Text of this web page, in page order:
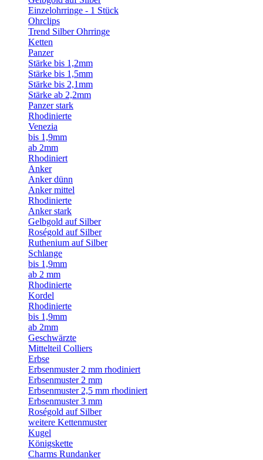
Einzelohrringe - 1 Stück
Ohrclips
Trend Silber Ohrringe
Ketten
Panzer
Stärke bis 1,2mm
Stärke bis 1,5mm
Stärke bis 2,1mm
Stärke ab 2,2mm
Panzer stark
Rhodinierte
Venezia
bis 1,9mm
ab 2mm
Rhodiniert
Anker
Anker dünn
Anker mittel
Rhodinierte
Anker stark
Gelbgold auf Silber
Roségold auf Silber
Ruthenium auf Silber
Schlange
bis 1,9mm
ab 2 mm
Rhodinierte
Kordel
Rhodinierte
bis 1,9mm
ab 2mm
Geschwärzte
Mittelteil Colliers
Erbse
Erbsenmuster 2 mm rhodiniert
Erbsenmuster 2 mm
Erbsenmuster 2,5 mm rhodiniert
Erbsenmuster 3 mm
Roségold auf Silber
weitere Kettenmuster
Kugel
Königskette
Charms Rundanker